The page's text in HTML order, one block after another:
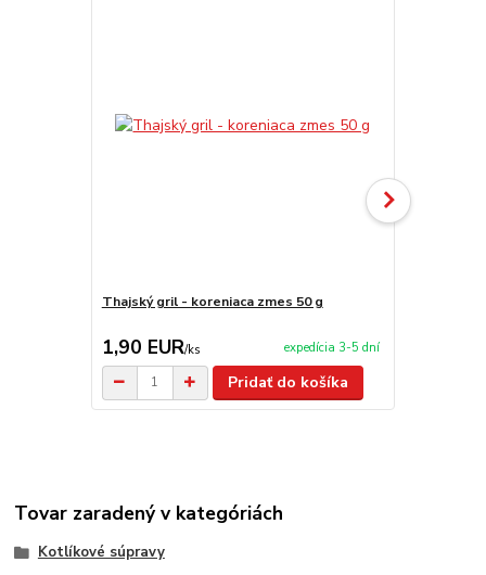
Thajský gril - koreniaca zmes 50 g
1,90 EUR/ks expedícia 3-5 dní
Pridať do košíka
Tovar zaradený v kategóriách
Kotlíkové súpravy